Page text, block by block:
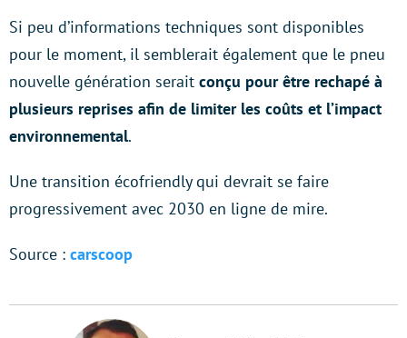
Si peu d’informations techniques sont disponibles
pour le moment, il semblerait également que le pneu
nouvelle génération serait conçu pour être rechapé à
plusieurs reprises afin de limiter les coûts et l’impact
environnemental.
Une transition écofriendly qui devrait se faire
progressivement avec 2030 en ligne de mire.
Source : carscoop